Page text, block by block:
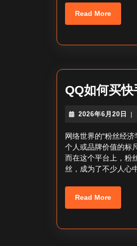
Read MoreRead
More
QQ如何买
2026年6月20日
6
月
20
日
网络世界的“粉丝经
个人或品牌价值的标
而在这个平台上，粉
丝，成为了不少人心
Read MoreRead
More